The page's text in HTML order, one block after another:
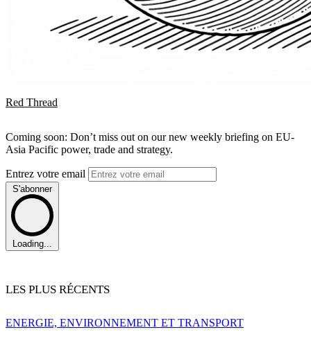
Red Thread
Coming soon: Don’t miss out on our new weekly briefing on EU-
Asia Pacific power, trade and strategy.
Entrez votre email
S'abonner
Loading...
LES PLUS RÉCENTS
ENERGIE, ENVIRONNEMENT ET TRANSPORT